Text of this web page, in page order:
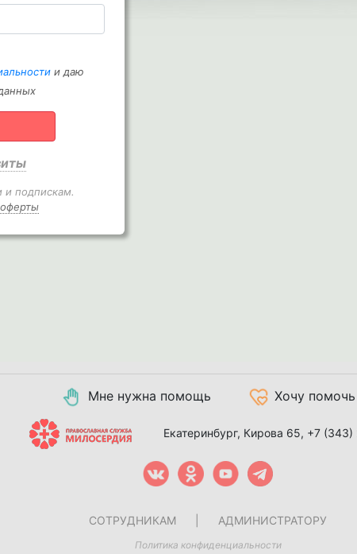
и даю
и подпискам.
Мне нужна помощь Хочу помочь
Екатеринбург, Кирова 65, +7
СОТРУДНИКАМ АДМИНИСТРАТОРУ
Политика конфиденциальности